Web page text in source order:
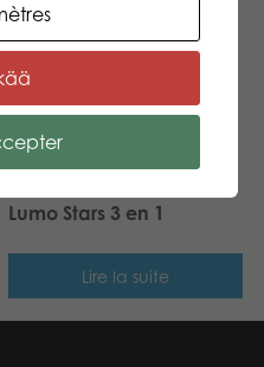
Lumo Stars 3 en 1
Lire la suite